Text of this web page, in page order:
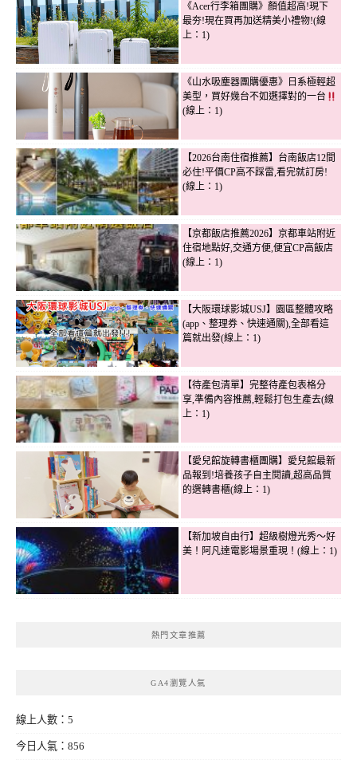
《Acer行李箱團購》顏值超高!現下
最夯!現在買再加送精美小禮物!(線
上：1)
《山水吸塵器團購優惠》日系極輕超
美型，買好幾台不如選擇對的一台
(線上：1)
【2026台南住宿推薦】台南飯店12間
必住!平價CP高不踩雷,看完就訂房!
(線上：1)
【京都飯店推薦2026】京都車站附近
住宿地點好,交通方便,便宜CP高飯店
(線上：1)
【大阪環球影城USJ】園區整體攻略
(app、整理券、快速通關),全部看這
篇就出發(線上：1)
【待產包清單】完整待產包表格分
享,準備內容推薦,輕鬆打包生產去(線
上：1)
【愛兒館旋轉書櫃團購】愛兒館最新
品報到!培養孩子自主閱讀,超高品質
的選轉書櫃(線上：1)
【新加坡自由行】超級樹燈光秀～好
美！阿凡達電影場景重現！(線上：1)
熱門文章推薦
GA4瀏覽人氣
線上人數：5
今日人氣：856